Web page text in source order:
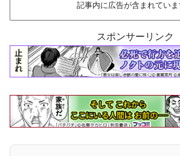
記事内に広告が含まれていま
スポンサーリンク